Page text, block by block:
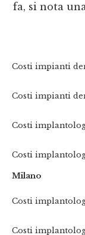
fa, si nota
Costi impianti
Costi impianti
Costi
Costi
Milano
Costi
Costi